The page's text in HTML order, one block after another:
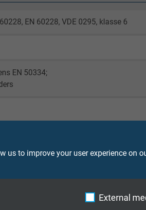
us to improve your user experience on
External
EN 60228, VDE 0295, klasse 6
EN 50334;